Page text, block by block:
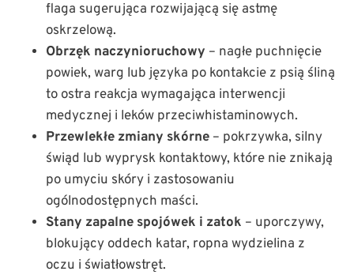
flaga sugerująca rozwijającą się astmę
oskrzelową.
Obrzęk naczynioruchowy – nagłe puchnięcie
powiek, warg lub języka po kontakcie z psią śliną
to ostra reakcja wymagająca interwencji
medycznej i leków przeciwhistaminowych.
Przewlekłe zmiany skórne – pokrzywka, silny
świąd lub wyprysk kontaktowy, które nie znikają
po umyciu skóry i zastosowaniu
ogólnodostępnych maści.
Stany zapalne spojówek i zatok – uporczywy,
blokujący oddech katar, ropna wydzielina z
oczu i światłowstręt.